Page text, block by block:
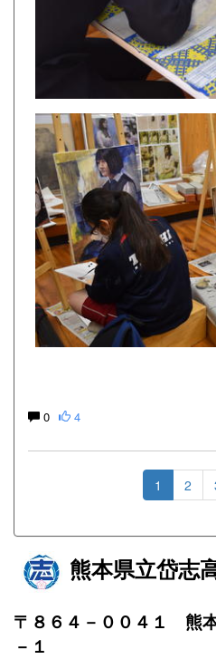
0 4
1 2
熊本県立岱志
〒８６４－００４１ 熊
－１